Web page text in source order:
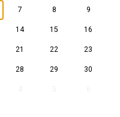
7 8 9
14 15 16
21 22 23
28 29 30